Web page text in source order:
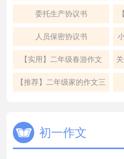
委托生产协议书
人员保密协议书
【实用】二年级春游作文
300字四篇
【推荐】二年级家的作文三
初一作文